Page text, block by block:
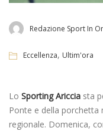
Redazione Sport In
Eccellenza, Ultim'ora
Lo Sporting Ariccia sta
Ponte e della porchetta
regionale. Domenica,